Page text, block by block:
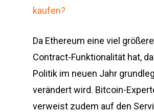
kaufen?
Da Ethereum eine viel
Contract-Funktionalität hat,
Politik im neuen Jahr
verändert wird. Bitcoin-
verweist zudem auf den